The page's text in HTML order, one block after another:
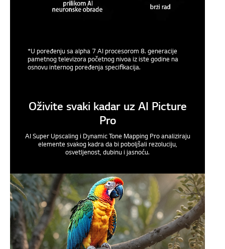
*U poređenju sa alpha 7 AI procesorom 8. generacije
pametnog televizora početnog nivoa iz iste godine na
osnovu internog poređenja specifikacija.
Oživite svaki kadar uz AI Picture
Pro
AI Super Upscaling i Dynamic Tone Mapping Pro analiziraju
elemente svakog kadra da bi poboljšali rezoluciju,
osvetljenost, dubinu i jasnoću.